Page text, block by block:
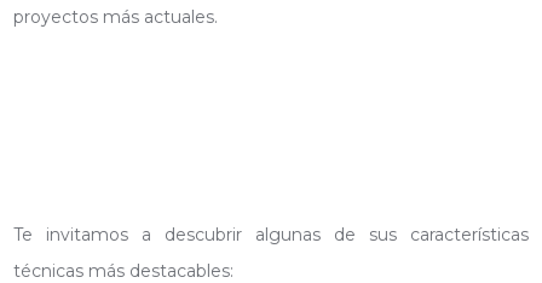
proyectos más actuales.
Te invitamos a descubrir algunas de sus características
técnicas más destacables: